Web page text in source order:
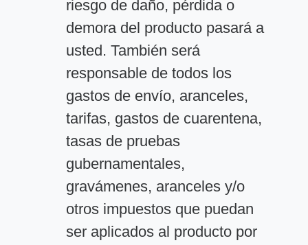
riesgo de daño, pérdida o
demora del producto pasará a
usted. También será
responsable de todos los
gastos de envío, aranceles,
tarifas, gastos de cuarentena,
tasas de pruebas
gubernamentales,
gravámenes, aranceles y/o
otros impuestos que puedan
ser aplicados al producto por